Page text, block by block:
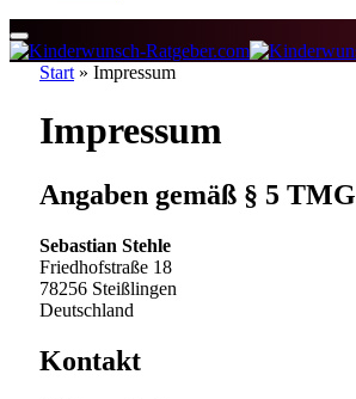
Start » Impressum
Impressum
Angaben gemäß § 5 TMG
Sebastian Stehle
Friedhofstraße 18
78256 Steißlingen
Deutschland
Kontakt